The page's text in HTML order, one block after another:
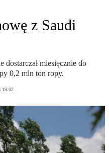
z Saudi
miesięcznie do
0,2 mln ton ropy.
19:02